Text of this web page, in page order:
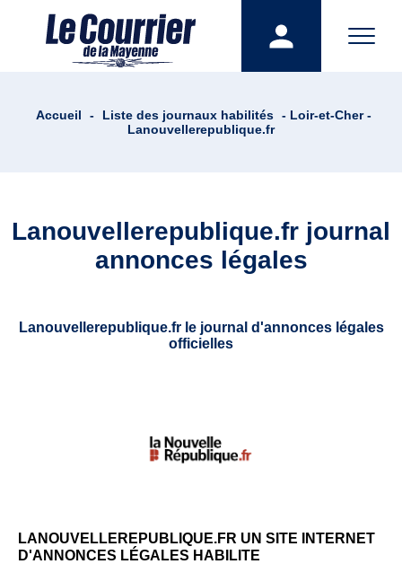
Accueil - Liste des journaux habilités - Loir-et-Cher -
Lanouvellerepublique.fr
Lanouvellerepublique.fr journal
annonces légales
Lanouvellerepublique.fr le journal d'annonces légales
officielles
LANOUVELLEREPUBLIQUE.FR UN SITE INTERNET
D'ANNONCES LÉGALES HABILITE